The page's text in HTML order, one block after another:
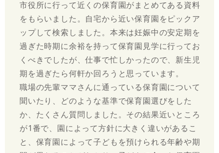
市役所に行って近くの保育園がまとめてある資料
をもらいました。自宅から近い保育園をピックア
ップして検索しました。本来は妊娠中の安定期を
過ぎた時期に余裕を持って保育園見学に行ってお
くべきでしたが、仕事で忙しかったので、新生児
期を過ぎたら何軒か回ろうと思っています。
職場の先輩ママさんに通っている保育園について
聞いたり、どのような基準で保育園選びをした
か、たくさん質問しました。その結果近いところ
が1番で、園によって方針に大きく違いがあるこ
と、保育園によって子どもを預けられる年齢や期